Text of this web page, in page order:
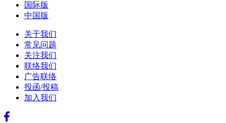
国际版
中国版
关于我们
常见问题
关注我们
联络我们
广告联络
投函/投稿
加入我们